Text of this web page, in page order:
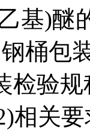
基)醚
桶包
检验
相关